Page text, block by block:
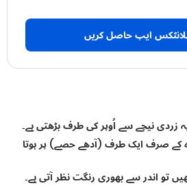
ایپ حاصل کریں
نیچے سے اُوپر کی طرف بڑھتی ہے۔
ایک طرف (آدھے حصے) پر ہوتا
اندر سے بھوری رنگت نظر آتی ہے۔